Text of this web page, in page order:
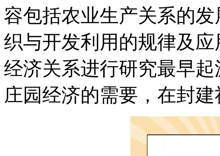
容包括农业生产关系的
织与开发利用的规律及
经济关系进行研究最早
庄园经济的需要，在封